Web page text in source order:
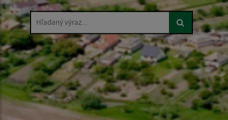
Hľadaný výraz...